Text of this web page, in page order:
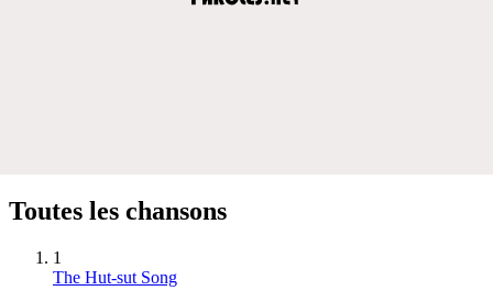
Toutes les chansons
1
The Hut-sut Song